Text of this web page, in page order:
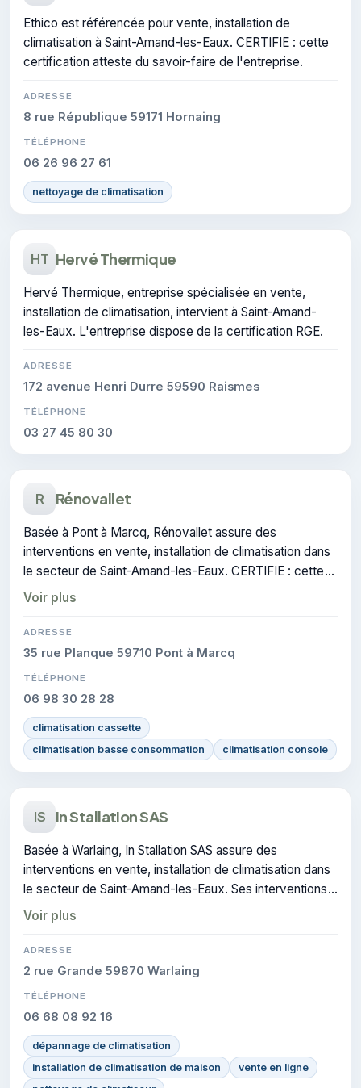
Ethico est référencée pour vente, installation de
climatisation à Saint-Amand-les-Eaux. CERTIFIE : cette
certification atteste du savoir-faire de l'entreprise.
ADRESSE
8 rue République 59171 Hornaing
TÉLÉPHONE
06 26 96 27 61
nettoyage de climatisation
HT Hervé Thermique
Hervé Thermique, entreprise spécialisée en vente,
installation de climatisation, intervient à Saint-Amand-
les-Eaux. L'entreprise dispose de la certification RGE.
ADRESSE
172 avenue Henri Durre 59590 Raismes
TÉLÉPHONE
03 27 45 80 30
R Rénovallet
Basée à Pont à Marcq, Rénovallet assure des
interventions en vente, installation de climatisation dans
le secteur de Saint-Amand-les-Eaux. CERTIFIE : cette
certification atteste du savoir-faire de l'entreprise.
Voir plus
ADRESSE
35 rue Planque 59710 Pont à Marcq
TÉLÉPHONE
06 98 30 28 28
climatisation cassette
climatisation basse consommation
climatisation console
IS In Stallation SAS
Basée à Warlaing, In Stallation SAS assure des
interventions en vente, installation de climatisation dans
le secteur de Saint-Amand-les-Eaux. Ses interventions
couvrent le domaine de climatisation.
Voir plus
ADRESSE
2 rue Grande 59870 Warlaing
TÉLÉPHONE
06 68 08 92 16
dépannage de climatisation
installation de climatisation de maison
vente en ligne